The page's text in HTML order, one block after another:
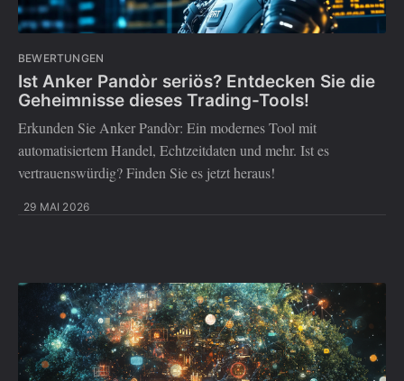
BEWERTUNGEN
Ist Anker Pandòr seriös? Entdecken Sie die
Geheimnisse dieses Trading-Tools!
Erkunden Sie Anker Pandòr: Ein modernes Tool mit
automatisiertem Handel, Echtzeitdaten und mehr. Ist es
vertrauenswürdig? Finden Sie es jetzt heraus!
29 MAI 2026